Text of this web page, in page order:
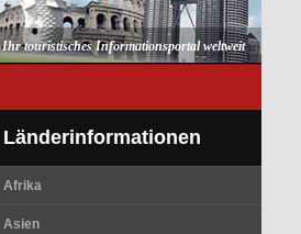
Ihr touristisches Informationsportal weltweit
Länderinformationen
Afrika
Asien